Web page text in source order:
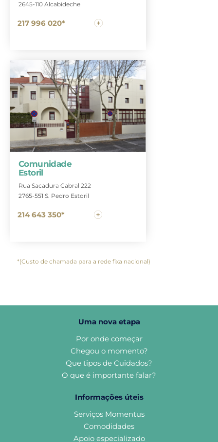
2645-110 Alcabideche
217 996 020*
Comunidade
Estoril
Rua Sacadura Cabral 222
2765-551 S. Pedro Estoril
214 643 350*
*(Custo de chamada para a rede fixa nacional)
Uma nova etapa
Por onde começar
Chegou o momento?
Que tipos de Cuidados?
O que é importante falar?
Informações úteis
Serviços Momentus
Comodidades
Apoio especializado